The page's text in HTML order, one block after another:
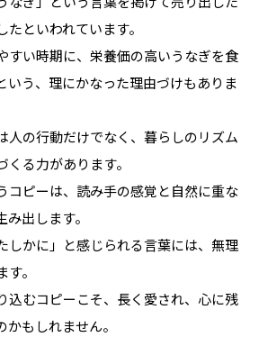
といわれています。
すい時期に、栄養価の高いうなぎを食
いう、理にかなった理由づけもありま
人の行動だけでなく、暮らしのリズム
る力があります。
コピーは、読み手の感覚と自然に重な
出します。
しかに」と感じられる言葉には、無理
。
込むコピーこそ、長く愛され、心に残
もしれません。